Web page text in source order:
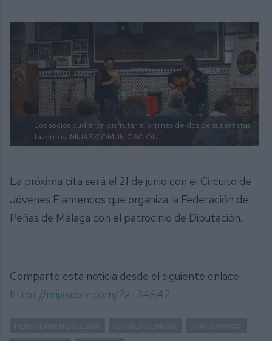
Los socios pudieron disfrutar el viernes de dos de sus artistas
favoritos. MIJAS COMUNICACIÓN
La próxima cita será el 21 de junio con el Circuito de
Jóvenes Flamencos que organiza la Federación de
Peñas de Málaga con el patrocinio de Diputación.
Comparte esta noticia desde el siguiente enlace:
https://mijascom.com/?a=34842